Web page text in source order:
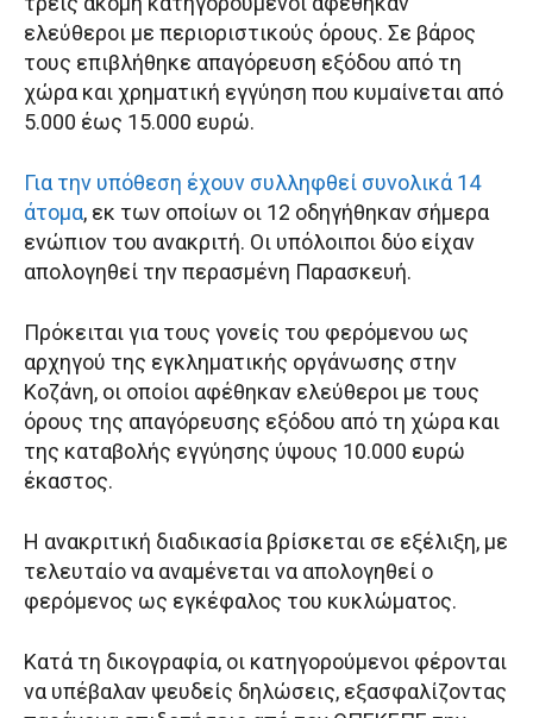
ελεύθεροι με περιοριστικούς όρους. Σε βάρος
τους επιβλήθηκε απαγόρευση εξόδου από τη
χώρα και χρηματική εγγύηση που κυμαίνεται από
5.000 έως 15.000 ευρώ.
Για την υπόθεση έχουν συλληφθεί συνολικά 14
άτομα, εκ των οποίων οι 12 οδηγήθηκαν σήμερα
ενώπιον του ανακριτή. Οι υπόλοιποι δύο είχαν
απολογηθεί την περασμένη Παρασκευή.
Πρόκειται για τους γονείς του φερόμενου ως
αρχηγού της εγκληματικής οργάνωσης στην
Κοζάνη, οι οποίοι αφέθηκαν ελεύθεροι με τους
όρους της απαγόρευσης εξόδου από τη χώρα και
της καταβολής εγγύησης ύψους 10.000 ευρώ
έκαστος.
Η ανακριτική διαδικασία βρίσκεται σε εξέλιξη, με
τελευταίο να αναμένεται να απολογηθεί ο
φερόμενος ως εγκέφαλος του κυκλώματος.
Κατά τη δικογραφία, οι κατηγορούμενοι φέρονται
να υπέβαλαν ψευδείς δηλώσεις, εξασφαλίζοντας